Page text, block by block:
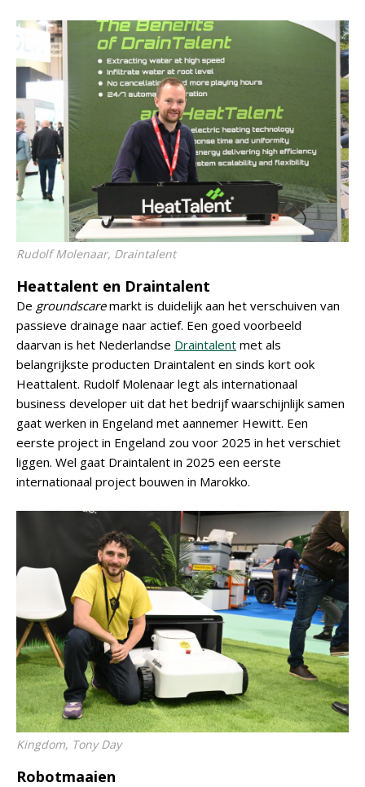
Rudolf Molenaar, Draintalent
Heattalent en Draintalent
De groundscaremarkt is duidelijk aan het verschuiven van
passieve drainage naar actief. Een goed voorbeeld
daarvan is het Nederlandse Draintalent met als
belangrijkste producten Draintalent en sinds kort ook
Heattalent. Rudolf Molenaar legt als internationaal
business developer uit dat het bedrijf waarschijnlijk samen
gaat werken in Engeland met aannemer Hewitt. Een
eerste project in Engeland zou voor 2025 in het verschiet
liggen. Wel gaat Draintalent in 2025 een eerste
internationaal project bouwen in Marokko.
Kingdom, Tony Day
Robotmaaien